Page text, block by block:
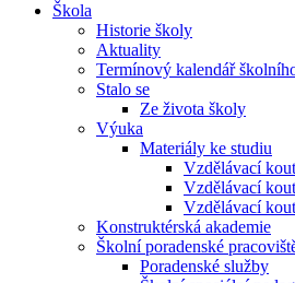
Škola
Historie školy
Aktuality
Termínový kalendář
Stalo se
Ze života školy
Výuka
Materiály ke studiu
Vzdělávací
Vzdělávací
Vzdělávací
Konstruktérská akademie
Školní poradenské
Poradenské služby